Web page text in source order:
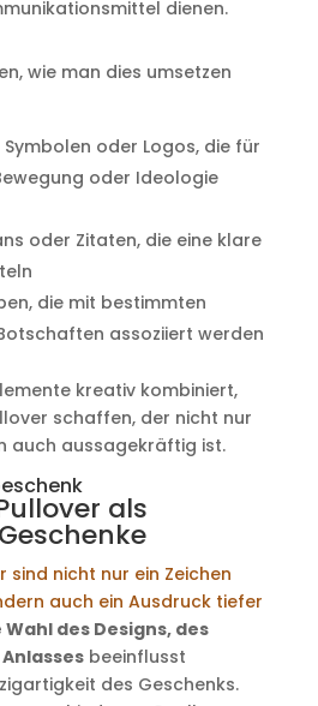
dienen.
wie man dies umsetzen
oder Logos, die für
oder Ideologie
oder Zitaten, die eine klare
die mit bestimmten
assoziiert werden
kreativ kombiniert,
schaffen, der nicht nur
auch aussagekräftig ist.
als
sind nicht nur ein Zeichen
auch ein Ausdruck tiefer
Wahl des Designs, des
beeinflusst
des Geschenks.